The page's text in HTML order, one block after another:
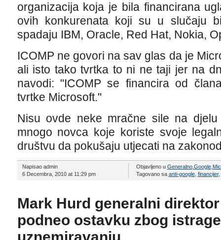
organizacija koja je bila financirana
ovih konkurenata koji su u slučaju
spadaju IBM, Oracle, Red Hat, Nokia,
ICOMP ne govori na sav glas da je
ali isto tako tvrtka to ni ne taji jer na
navodi: "ICOMP se financira od
tvrtke Microsoft."
Nisu ovde neke mračne sile na
mnogo novca koje koriste svoje
društvu da pokušaju utjecati na
Napisao admin
6 Decembra, 2010 at 11:29 pm
Objavljeno u Generalno, Google,
Tagovano sa anti-google, financijer,
Mark Hurd generalni
podneo ostavku zbog